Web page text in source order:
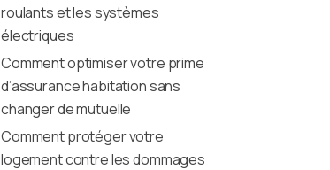
roulants et les systèmes
électriques
Comment optimiser votre prime
d’assurance habitation sans
changer de mutuelle
Comment protéger votre
logement contre les dommages